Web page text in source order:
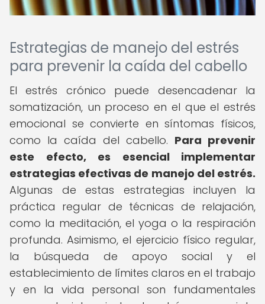
Estrategias de manejo del estrés
para prevenir la caída del cabello
El estrés crónico puede desencadenar la
somatización, un proceso en el que el estrés
emocional se convierte en síntomas físicos,
como la caída del cabello. Para prevenir
este efecto, es esencial implementar
estrategias efectivas de manejo del estrés.
Algunas de estas estrategias incluyen la
práctica regular de técnicas de relajación,
como la meditación, el yoga o la respiración
profunda. Asimismo, el ejercicio físico regular,
la búsqueda de apoyo social y el
establecimiento de límites claros en el trabajo
y en la vida personal son fundamentales